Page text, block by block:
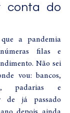
conta do
a pandemia
filas e
Não sei
vou: bancos,
padarias e
de já passado